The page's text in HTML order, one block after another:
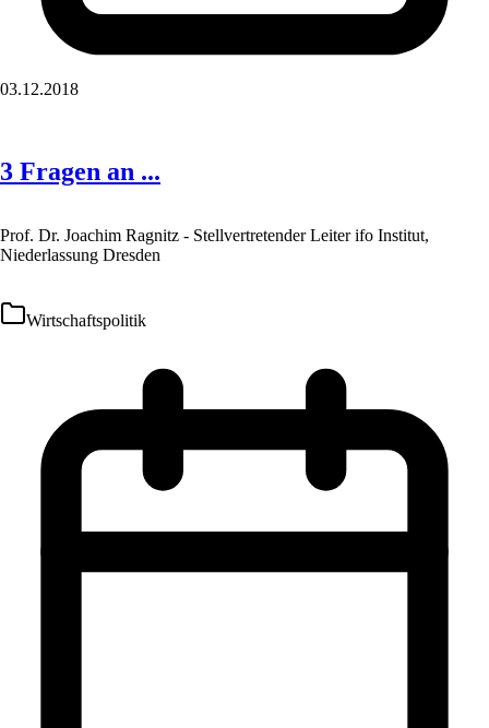
03.12.2018
3 Fragen an ...
Prof. Dr. Joachim Ragnitz - Stellvertretender Leiter ifo Institut,
Niederlassung Dresden
Wirtschaftspolitik